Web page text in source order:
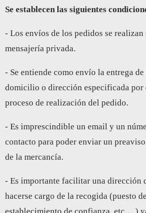
Se establecen las siguientes
- Los envíos de los pedidos se
mensajería privada.
- Se entiende como envío la entrega
domicilio o dirección especificada por
proceso de realización del pedido.
- Es imprescindible un email y un
contacto para poder enviar un
de la mercancía.
- Es importante facilitar una dirección
hacerse cargo de la recogida (puesto